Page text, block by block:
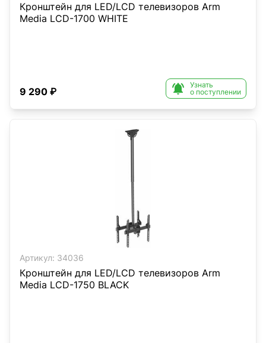
Кронштейн для LED/LCD телевизоров Arm
Media LCD-1700 WHITE
9 290 ₽ 
Узнать
о поступлении
Артикул: 34036
Кронштейн для LED/LCD телевизоров Arm
Media LCD-1750 BLACK